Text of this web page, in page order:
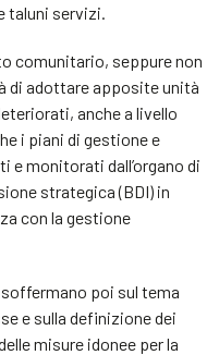
taluni servizi.
comunitario, seppure non
di adottare apposite unità
anche a livello
i piani di gestione e
e monitorati dall’organo di
strategica (BDI) in
con la gestione
soffermano poi sul tema
e sulla definizione dei
misure idonee per la